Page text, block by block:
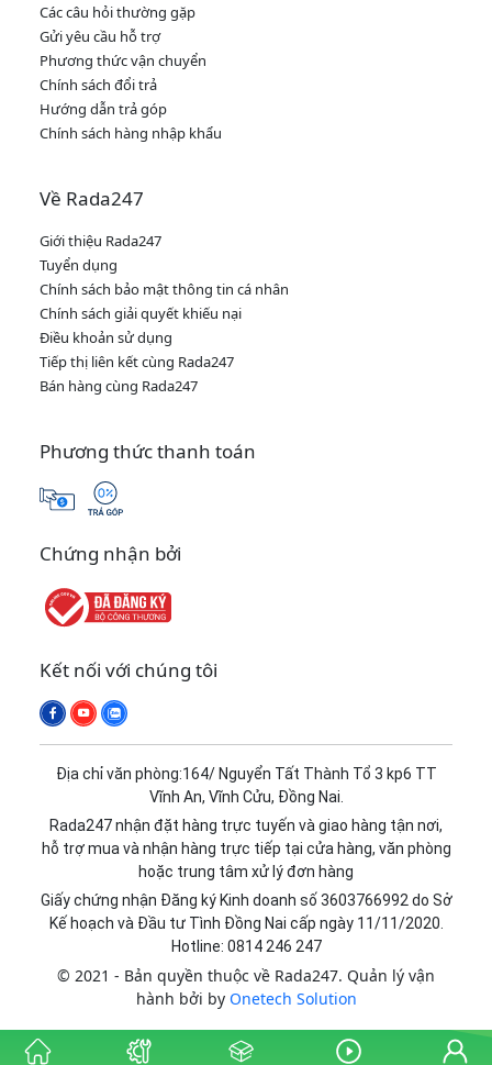
Các câu hỏi thường gặp
Gửi yêu cầu hỗ trợ
Phương thức vận chuyển
Chính sách đổi trả
Hướng dẫn trả góp
Chính sách hàng nhập khẩu
Về Rada247
Giới thiệu Rada247
Tuyển dụng
Chính sách bảo mật thông tin cá nhân
Chính sách giải quyết khiếu nại
Điều khoản sử dụng
Tiếp thị liên kết cùng Rada247
Bán hàng cùng Rada247
Phương thức thanh toán
Chứng nhận bởi
Kết nối với chúng tôi
Địa chỉ văn phòng:164/ Nguyển Tất Thành Tổ 3 kp6 TT
Vĩnh An, Vĩnh Cửu, Đồng Nai.
Rada247 nhận đặt hàng trực tuyến và giao hàng tận nơi,
hỗ trợ mua và nhận hàng trực tiếp tại cửa hàng, văn phòng
hoặc trung tâm xử lý đơn hàng
Giấy chứng nhận Đăng ký Kinh doanh số 3603766992 do Sở
Kế hoạch và Đầu tư Tình Đồng Nai cấp ngày 11/11/2020.
Hotline: 0814 246 247
© 2021 - Bản quyền thuộc về Rada247. Quản lý vận
hành bởi by Onetech Solution